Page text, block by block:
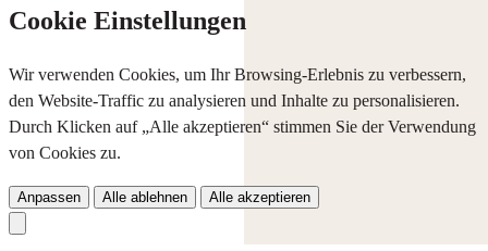
Cookie Einstellungen
Wir verwenden Cookies, um Ihr Browsing-Erlebnis zu verbessern,
den Website-Traffic zu analysieren und Inhalte zu personalisieren.
Durch Klicken auf „Alle akzeptieren“ stimmen Sie der Verwendung
von Cookies zu.
Anpassen Alle ablehnen Alle akzeptieren